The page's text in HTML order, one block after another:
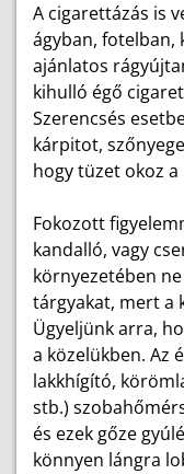
A cigarettázás is
ágyban, fotelban,
ajánlatos
kihulló égő
Szerencsés
kárpitot,
hogy tüzet okoz a
Fokozott
kandalló, vagy
környezetében
tárgyakat, mert a
Ügyeljünk arra,
a közelükben. Az
lakkhígító,
stb.)
és ezek gőze
könnyen lángra